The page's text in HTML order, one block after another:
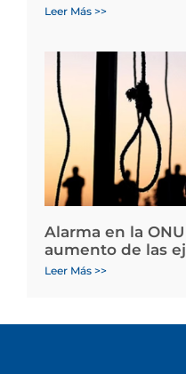
Leer Más >>
Alarma en la
aumento de las
Leer Más >>